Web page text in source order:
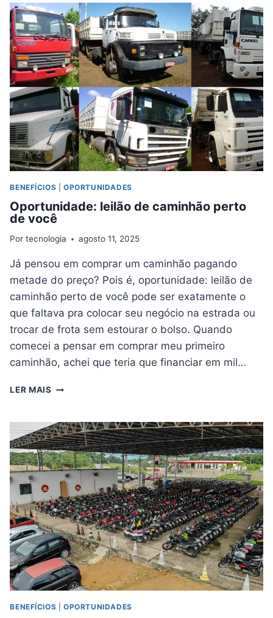
VIRTUAL
PARA
ENCONTRAR
SEU
ESTILO
IDEAL
BENEFÍCIOS |OPORTUNIDADES
Oportunidade: leilão de caminhão perto
de você
Por tecnologia agosto 11, 2025
Já pensou em comprar um caminhão pagando
metade do preço? Pois é, oportunidade: leilão de
caminhão perto de você pode ser exatamente o
que faltava pra colocar seu negócio na estrada ou
trocar de frota sem estourar o bolso. Quando
comecei a pensar em comprar meu primeiro
caminhão, achei que teria que financiar em mil…
LER MAIS OPORTUNIDADE:
CAMINHÃO
PERTO
DE
VOCÊ
BENEFÍCIOS |OPORTUNIDADES